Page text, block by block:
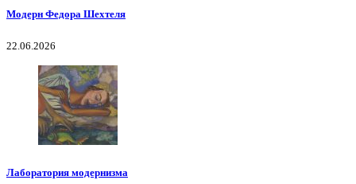
Модерн Федора Шехтеля
22.06.2026
Лаборатория модернизма